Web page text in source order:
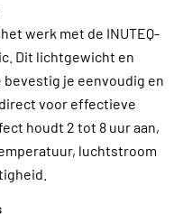
werk met de INUTEQ-
Dit lichtgewicht en
je eenvoudig en
voor effectieve
houdt 2 tot 8 uur aan,
luchtstroom